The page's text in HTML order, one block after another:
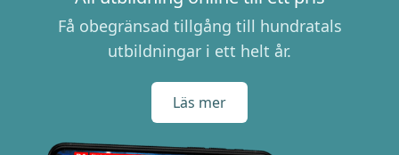
Få obegränsad tillgång till hundratals
utbildningar i ett helt år.
Läs mer